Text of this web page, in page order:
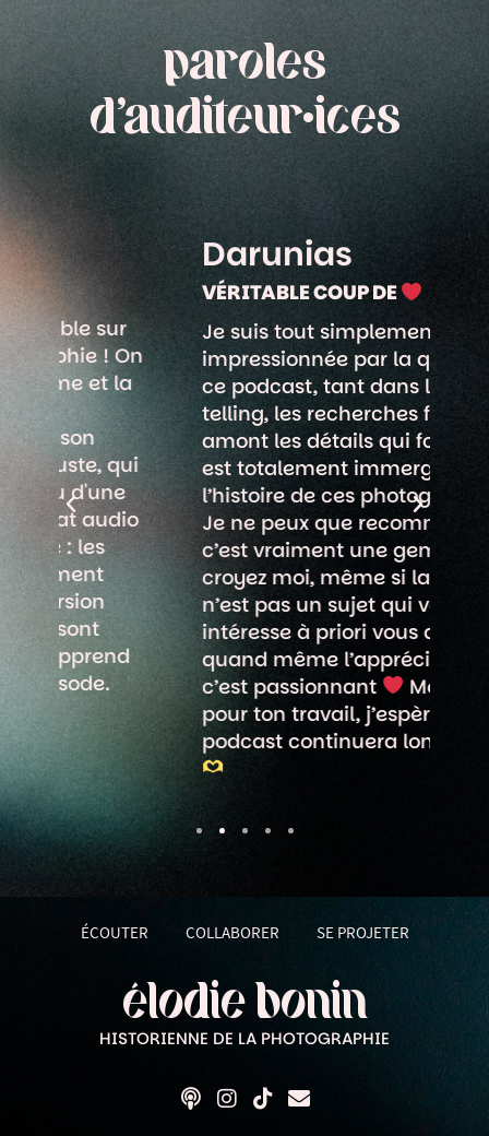
paroles
d'auditeur•ices
Darunias
VÉRITABLE COUP DE
Je suis tout simplement
impressionnée par la qualité de
ce podcast, tant dans le story
telling, les recherches fait en
amont les détails qui font qu’on
est totalement immergé dans
l’histoire de ces photographes !!
Je ne peux que recommander,
c’est vraiment une gemme ! Et
croyez moi, même si la photo
n’est pas un sujet qui vous
intéresse à priori vous allez
quand même l’apprécier tant
c’est passionnant
Merci à toi
pour ton travail, j’espère que ce
podcast continuera longtemps
ÉCOUTER COLLABORER SE PROJETER
élodie bonin
HISTORIENNE DE LA PHOTOGRAPHIE